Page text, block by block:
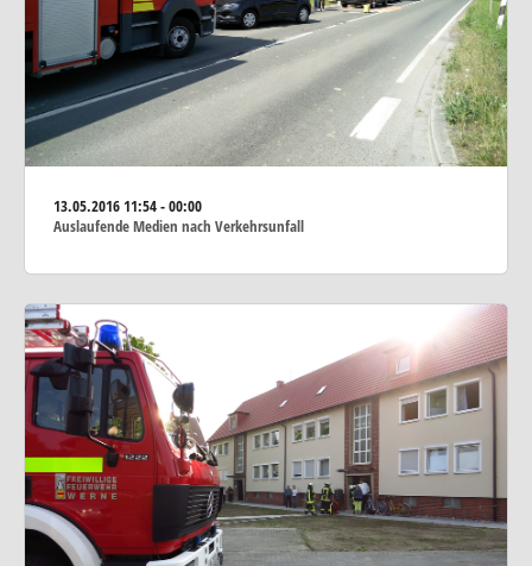
13.05.201611:54 - 00:00
Auslaufende Medien nach Verkehrsunfall